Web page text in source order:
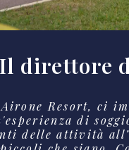
Il direttore
Airone Resort, ci
di
delle attività